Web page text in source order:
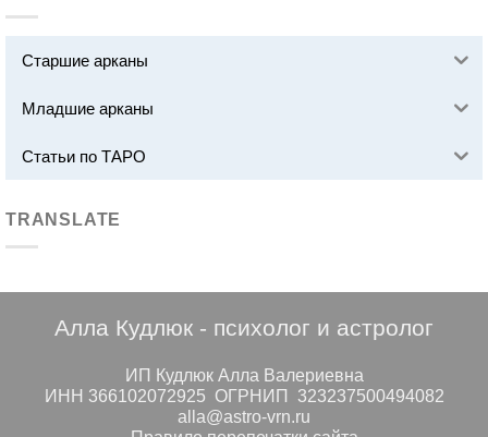
Старшие арканы
Младшие арканы
Статьи по ТАРО
TRANSLATE
Алла Кудлюк - психолог и астролог
ИП Кудлюк Алла Валериевна
ИНН 366102072925 ОГРНИП 323237500494082
alla@astro-vrn.ru